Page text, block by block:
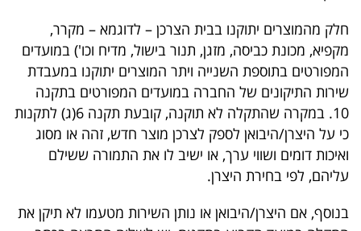
פעולה
דרושים
ניוזלטרים
מייל
אדום
חלק מהמוצרים יתוקנו בבית הצרכן – לדוגמא – מקרר,
מקפיא, מכונת כביסה, מזגן, תנור בישול, מדיח וכו') במועדים
המפורטים בתוספת השנייה ויתר המוצרים יתוקנו במעבדת
שירות התיקונים של החברה במועדים המפורטים בתקנה
10. במקרה שהתקלה לא תוקנה, קובעת תקנה 6(ג) לתקנות
כי על היצרן/היבואן לספק לצרכן מוצר חדש, זהה או מסוג
ואיכות דומים ושווי ערך, או ישיב לו את התמורה ששילם
עליהם, לפי בחירת היצרן.
בנוסף, אם היצרן/היבואן או נותן השירות מטעמו לא תיקן את